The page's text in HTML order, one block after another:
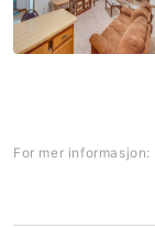
For mer informasjon: